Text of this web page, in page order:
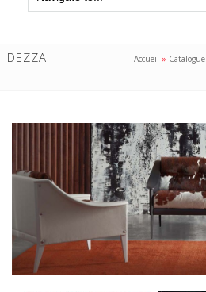
DEZZA Accueil » Catalogue